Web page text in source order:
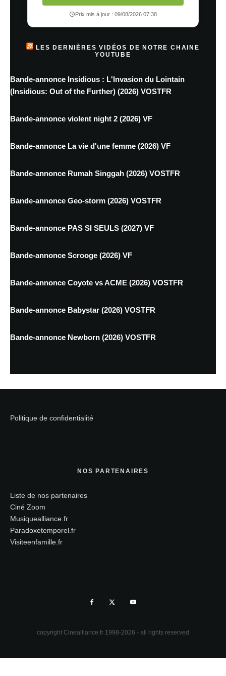
Prix mis à jour : 09/08/2026 07:38
LES DERNIÈRES VIDÉOS DE NOTRE CHAINE
YOUTUBE
Bande-annonce Insidious : L'Invasion du Lointain
(Insidious: Out of the Further) (2026) VOSTFR
Bande-annonce violent night 2 (2026) VF
Bande-annonce La vie d'une femme (2026) VF
Bande-annonce Rumah Singgah (2026) VOSTFR
Bande-annonce Geo-storm (2026) VOSTFR
Bande-annonce PAS SI SEULS (2027) VF
Bande-annonce Scrooge (2026) VF
Bande-annonce Coyote vs ACME (2026) VOSTFR
Bande-annonce Babystar (2026) VOSTFR
Bande-annonce Newborn (2026) VOSTFR
Politique de confidentialité
NOS PARTENAIRES
Liste de nos partenaires
Ciné Zoom
Musiquealliance.fr
Paradoxetemporel.fr
Visiteenfamille.fr
copyright Cinealliance.fr 1998-2026 - all rights reserved